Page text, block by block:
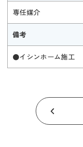
専任媒介
備考
●イシンホーム施工